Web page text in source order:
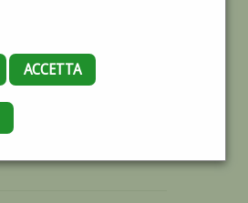
ACCETTA